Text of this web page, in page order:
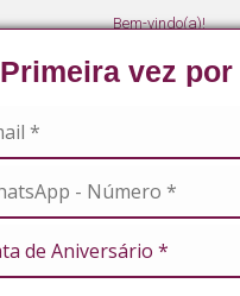
Primeira vez por
Bem-vindo(a)!